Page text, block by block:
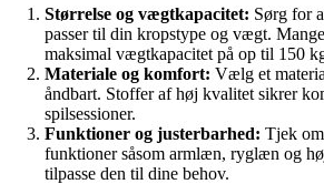
Størrelse og vægtkapacitet: Sørg for
passer til din kropstype og vægt.
maksimal vægtkapacitet på op til 150
Materiale og komfort: Vælg et
åndbart. Stoffer af høj kvalitet sikrer
spilsessioner.
Funktioner og justerbarhed: Tjek
funktioner såsom armlæn, ryglæn og
tilpasse den til dine behov.